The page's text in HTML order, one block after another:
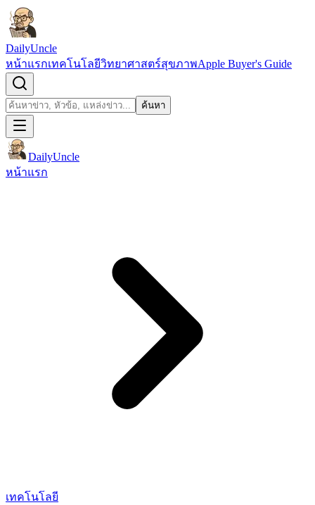
ข้ามไปยังเนื้อหา
DailyUncle
หน้าแรกเทคโนโลยีวิทยาศาสตร์สุขภาพApple Buyer's Guide
ค้นหา ค้นหา
DailyUncle
หน้าแรก
เทคโนโลยี